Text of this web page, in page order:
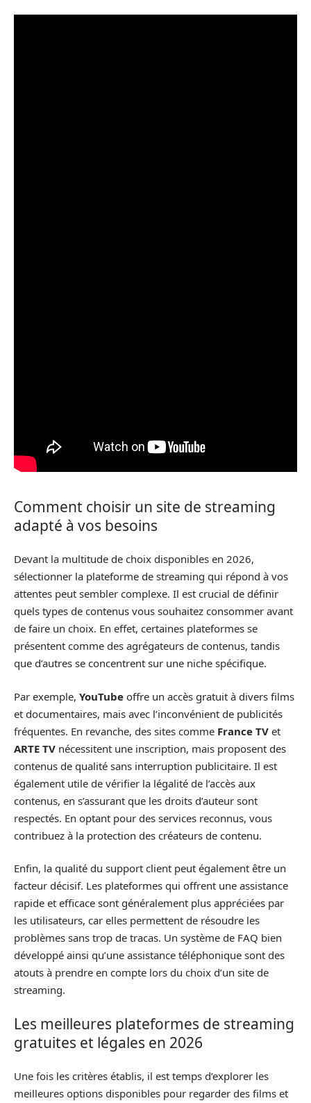
Comment choisir un site de streaming
adapté à vos besoins
Devant la multitude de choix disponibles en 2026,
sélectionner la plateforme de streaming qui répond à vos
attentes peut sembler complexe. Il est crucial de définir
quels types de contenus vous souhaitez consommer avant
de faire un choix. En effet, certaines plateformes se
présentent comme des agrégateurs de contenus, tandis
que d’autres se concentrent sur une niche spécifique.
Par exemple, YouTube offre un accès gratuit à divers films
et documentaires, mais avec l’inconvénient de publicités
fréquentes. En revanche, des sites comme France TV et
ARTE TV nécessitent une inscription, mais proposent des
contenus de qualité sans interruption publicitaire. Il est
également utile de vérifier la légalité de l’accès aux
contenus, en s’assurant que les droits d’auteur sont
respectés. En optant pour des services reconnus, vous
contribuez à la protection des créateurs de contenu.
Enfin, la qualité du support client peut également être un
facteur décisif. Les plateformes qui offrent une assistance
rapide et efficace sont généralement plus appréciées par
les utilisateurs, car elles permettent de résoudre les
problèmes sans trop de tracas. Un système de FAQ bien
développé ainsi qu’une assistance téléphonique sont des
atouts à prendre en compte lors du choix d’un site de
streaming.
Les meilleures plateformes de streaming
gratuites et légales en 2026
Une fois les critères établis, il est temps d’explorer les
meilleures options disponibles pour regarder des films et